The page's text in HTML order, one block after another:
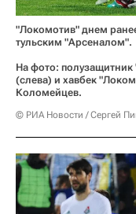
"Локомотив" днем
тульским "Арсеналом".
На фото:
(слева) и хавбек
Коломейцев.
© РИА Новости / Сергей